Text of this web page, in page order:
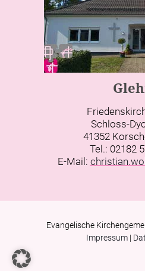
Schloss-
41352
Tel.: 02182
E-Mail:
Evangelische
Impressum |